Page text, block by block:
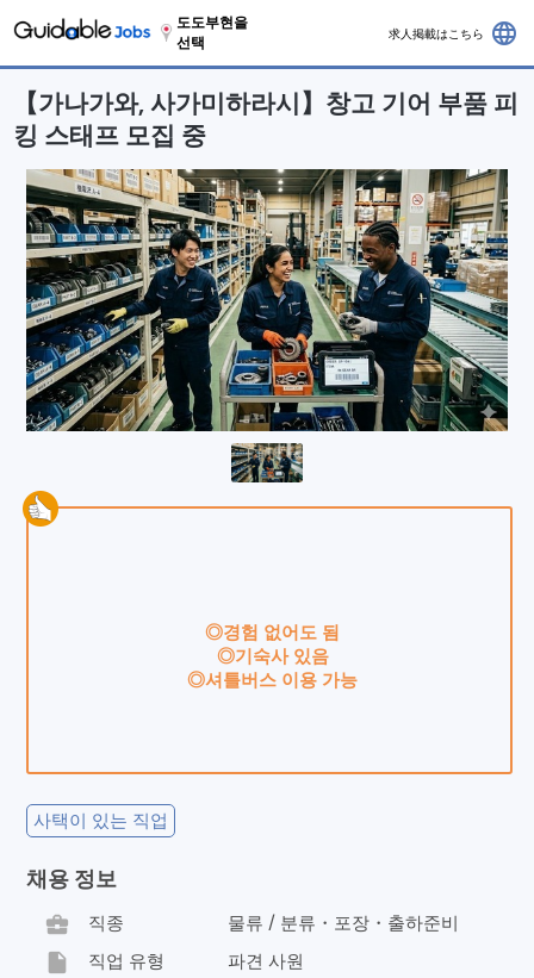
도도부현을
선택
求人掲載はこちら language
【가나가와, 사가미하라시】창고 기어 부품 피
킹 스태프 모집 중
◎경험 없어도 됨
◎기숙사 있음
◎셔틀버스 이용 가능
사택이 있는 직업
채용 정보
business_center
직종 물류 / 분류・포장・출하준비
insert_drive_file 직업 유형 파견 사원